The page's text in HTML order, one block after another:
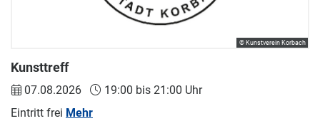
Kunsttreff
07.08.2026
19:00 bis 21:00 Uhr
Eintritt frei Mehr
© Kunstverein Korbach